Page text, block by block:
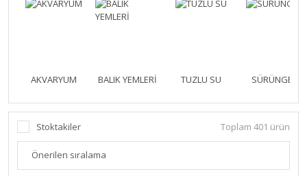
AKVARYUM BALIK YEMLERİ TUZLU SU SÜRÜNGEN
Stoktakiler Toplam 401 ürün